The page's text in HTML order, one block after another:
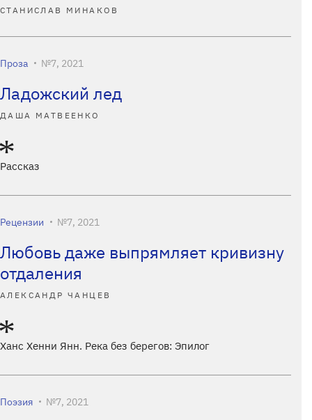
СТАНИСЛАВ МИНАКОВ
Проза №7, 2021
Ладожский лед
ДАША МАТВЕЕНКО
Рассказ
Рецензии №7, 2021
Любовь даже выпрямляет кривизну
отдаления
АЛЕКСАНДР ЧАНЦЕВ
Ханс Хенни Янн. Река без берегов: Эпилог
Поэзия №7, 2021